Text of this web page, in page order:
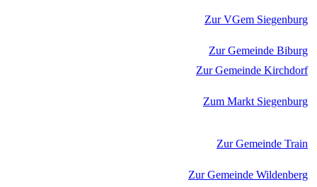
Zur VGem Siegenburg
Zur Gemeinde Biburg
Zur Gemeinde Kirchdorf
Zum Markt Siegenburg
Zur Gemeinde Train
Zur Gemeinde Wildenberg